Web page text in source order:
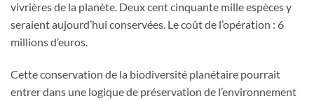
vivrières de la planète. Deux cent cinquante mille espèces y
seraient aujourd’hui conservées. Le coût de l’opération : 6
millions d’euros.
Cette conservation de la biodiversité planétaire pourrait
entrer dans une logique de préservation de l’environnement